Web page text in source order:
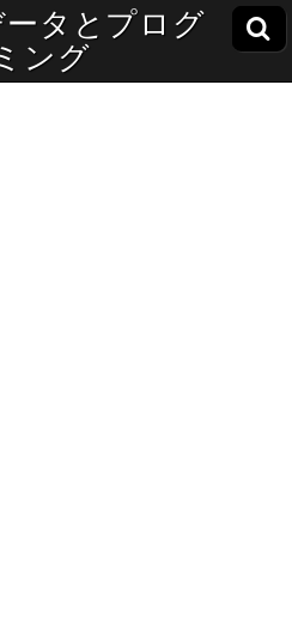
タとプログ
ング